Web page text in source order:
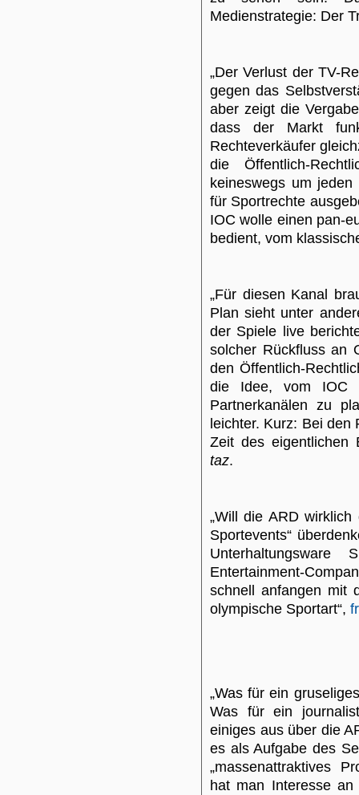
Medienstrategie: Der
„Der Verlust der TV-
gegen das
aber zeigt die
dass der Markt
Rechteverkäufer
die Öffentlich-
keineswegs um
für Sportrechte
IOC wolle einen pan-
bedient, vom
„Für diesen Kanal
Plan sieht unter
der Spiele live
solcher Rückfluss an
den Öffentlich-
die Idee, vom IOC
Partnerkanälen zu
leichter. Kurz: Bei
Zeit des eigentlichen
taz.
„Will die ARD wirklich
Sportevents“
Unterhaltungsware
Entertainment-
schnell anfangen mit
olympische Sportart“,
„Was für ein
Was für ein
einiges aus über die
es als Aufgabe des
„massenattraktives
hat man Interesse an